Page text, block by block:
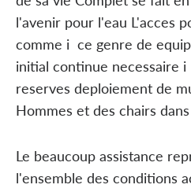
l'avenir pour l'eau L'acces
comme i ce genre de
initial continue necessaire
reserves deploiement de
Hommes et des chairs
Le beaucoup assistance
l'ensemble des conditions